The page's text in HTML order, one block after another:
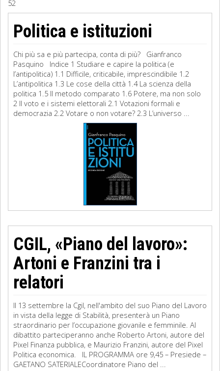
Filosofia
Storia
Matematica
Diritto
52
Politica e istituzioni
Chi più sa e più partecipa, conta di più? Gianfranco
Pasquino Indice 1 Studiare e capire la politica (e
l’antipolitica) 1.1 Difficile, criticabile, imprescindibile 1.2
L’antipolitica 1.3 Le cose della città 1.4 La scienza della
politica 1.5 Il metodo comparato 1.6 Potere, ma non solo
2 Il voto e i sistemi elettorali 2.1 Votazioni formali e
democrazia 2.2 Votare o non votare? 2.3 L’universo ...
CGIL, «Piano del lavoro»:
Artoni e Franzini tra i
relatori
Il 13 settembre la Cgil, nell'ambito del suo Piano del Lavoro
in vista della legge di Stabilità, presenterà un Piano
straordinario per l’occupazione giovanile e femminile. Al
dibattito parteciperanno anche Roberto Artoni, autore del
Pixel Finanza pubblica, e Maurizio Franzini, autore del Pixel
Politica economica. IL PROGRAMMA ore 9,45 – Presiede –
GAETANO SATERIALECoordinatore Piano del ...